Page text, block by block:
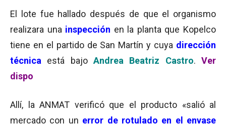
El lote fue hallado después de que el organismo
realizara una inspección en la planta que Kopelco
tiene en el partido de San Martín y cuya dirección
técnica
está bajoAndrea Beatriz Castro.Ver
dispo
Allí, la ANMAT verificó que el producto «salió al
mercado con un error de rotulado en el envase